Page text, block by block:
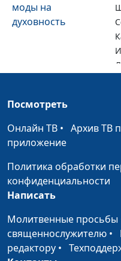
моды на
духовность
Встреча с Богом
Зависимости —
нет!
Посмотреть
Онлайн ТВ • Архив ТВ
приложение
Политика обработки
конфиденциальности
Написать
Молитвенные просьбы
священнослужителю •
редактору •